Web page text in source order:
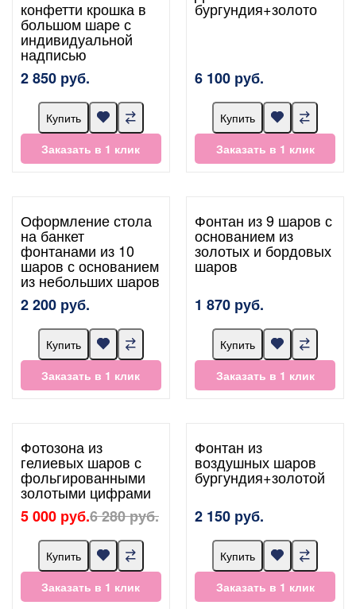
конфетти крошка в
большом шаре с
индивидуальной
надписью
2 850 руб.
Купить
Заказать в 1 клик
бургундия+золото
6 100 руб.
Купить
Заказать в 1 клик
Оформление стола
на банкет
фонтанами из 10
шаров с основанием
из небольших шаров
2 200 руб.
Купить
Заказать в 1 клик
Фонтан из 9 шаров с
основанием из
золотых и бордовых
шаров
1 870 руб.
Купить
Заказать в 1 клик
Фотозона из
гелиевых шаров с
фольгированными
золотыми цифрами
5 000 руб.6 280 руб.
Купить
Заказать в 1 клик
Фонтан из
воздушных шаров
бургундия+золотой
2 150 руб.
Купить
Заказать в 1 клик